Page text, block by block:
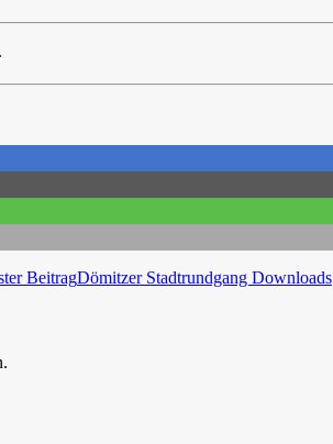
BeitragDömitzer Stadtrundgang Downloads